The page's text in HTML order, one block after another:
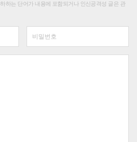
하는 단어가 내용에 포함되거나 인신공격성 글은 관